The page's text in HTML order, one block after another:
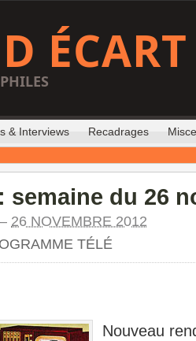
ÉCART
& Interviews Recadrages
semaine du 26
– 26 NOVEMBRE 2012
TÉLÉ
Nouveau